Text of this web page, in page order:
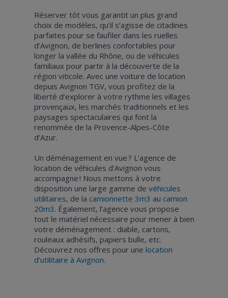
Réserver tôt vous garantit un plus grand
choix de modèles, qu’il s’agisse de citadines
parfaites pour se faufiler dans les ruelles
d’Avignon, de berlines confortables pour
longer la vallée du Rhône, ou de véhicules
familiaux pour partir à la découverte de la
région viticole. Avec une voiture de location
depuis Avignon TGV, vous profitez de la
liberté d’explorer à votre rythme les villages
provençaux, les marchés traditionnels et les
paysages spectaculaires qui font la
renommée de la Provence-Alpes-Côte
d’Azur.
Un déménagement en vue ? L’agence de
location de véhicules d’Avignon vous
accompagne ! Nous mettons à votre
disposition une large gamme de véhicules
utilitaires, de la camionnette 3m3 au camion
20m3. Également, l’agence vous propose
tout le matériel nécessaire pour mener à bien
votre déménagement : diable, cartons,
rouleaux adhésifs, papiers bulle, etc.
Découvrez nos offres pour une location
d'utilitaire à Avignon.